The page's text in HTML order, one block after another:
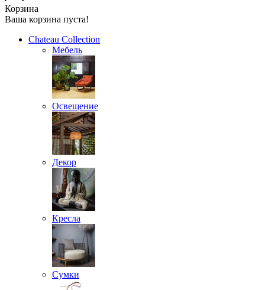
Корзина
Ваша корзина пуста!
Chateau Collection
Мебель
Освещение
Декор
Кресла
Сумки